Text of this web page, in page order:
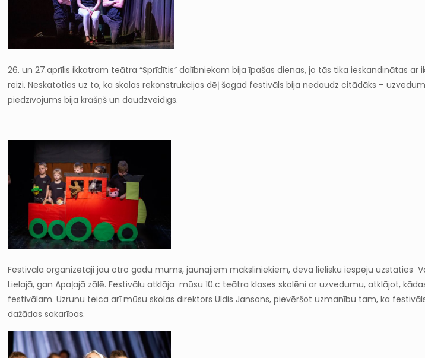
26. un 27.aprīlis ikkatram teātra “Sprīdītis” dalībniekam bija īpašas dienas, jo tās tika ieskandinātas
reizi. Neskatoties uz to, ka skolas rekonstrukcijas dēļ šogad festivāls bija nedaudz citādāks –
piedzīvojums bija krāšņš un daudzveidīgs.
Festivāla organizētāji jau otro gadu mums, jaunajiem māksliniekiem, deva lielisku iespēju uzstāties
Lielajā, gan Apaļajā zālē. Festivālu atklāja mūsu 10.c teātra klases skolēni ar uzvedumu, atklājot,
festivālam. Uzrunu teica arī mūsu skolas direktors Uldis Jansons, pievēršot uzmanību tam, ka
dažādas sakarības.